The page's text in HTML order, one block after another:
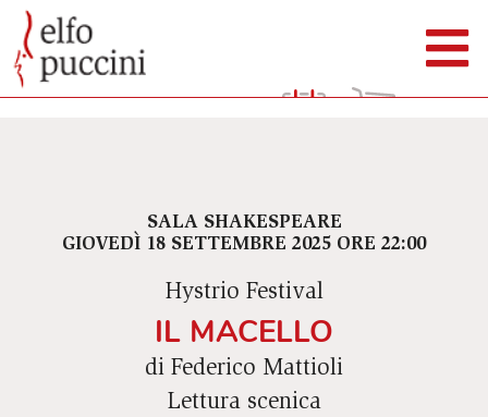
SALA SHAKESPEARE
GIOVEDÌ 18 SETTEMBRE 2025 ORE 22:00
Hystrio Festival
IL MACELLO
di Federico Mattioli
Lettura scenica